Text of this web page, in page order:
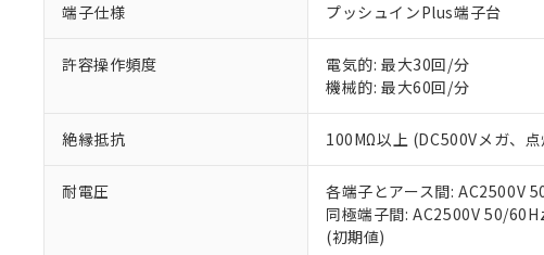
端子仕様 プッシュインPlus端子台
許容操作頻度
電気的: 最大30回/分
機械的: 最大60回/分
絶縁抵抗 100MΩ以上 (DC500Vメガ、
耐電圧
各端子とアース間: AC2500V
同極端子間: AC2500V 50/
(初期値)
マイパーツ機能（部
お客様が当ウェブサ
が、当社の製品・サ
さい。
※当社の共同利用者
いる法人を指します
※3 非含有証明書ダウン
下記の非含有証明書をダ
EU RoHS指令（10物質）
51物質の非含有証明書（
※本証明書は発行日時点で
また、RoHS指令のフタル
「ｅ」：有害物質（10物
「10」：通常の使用状況
味します。
「－」：未確認です。当社
機器販売店・当
空
白
受注生産機種、